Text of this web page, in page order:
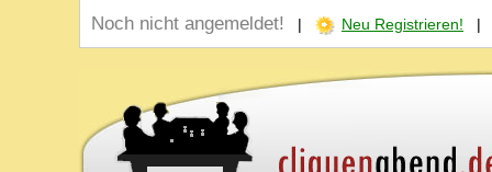
Noch nicht angemeldet! | Neu Registrieren!